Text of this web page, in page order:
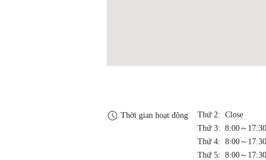
Thời gian hoạt động
Thứ 2: Close
Thứ 3: 8:00～17:30
Thứ 4: 8:00～17:30
Thứ 5: 8:00～17:30